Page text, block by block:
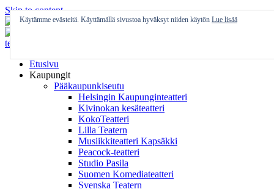
Skip to content
Etusivu
Kaupungit
Pääkaupunkiseutu
Helsingin Kaupunginteatteri
Kivinokan kesäteatteri
KokoTeatteri
Lilla Teatern
Musiikkiteatteri Kapsäkki
Peacock-teatteri
Studio Pasila
Suomen Komediateatteri
Svenska Teatern
Käytämme evästeitä. Käyttämällä sivustoa hyväksyt niiden käytön Lue lisää